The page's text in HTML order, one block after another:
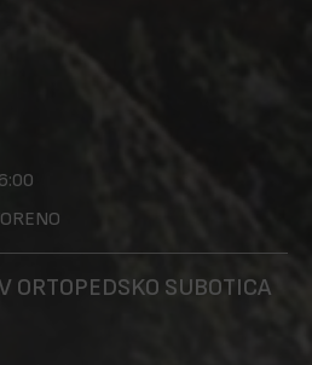
ORTOPEDSKO SUBOTICA